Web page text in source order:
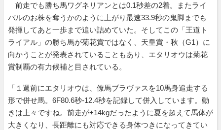
前走でも勝ち馬ワグネリアンとは0.1秒差の2着。またライ
バルのお株を奪うかのように上がり最速33.9秒の鬼脚までも
発揮してあと一歩まで追い詰めていた。そしてこの「王道ト
ライアル」の勝ち馬が菊花賞ではなく、天皇賞・秋（G1）に
向かうことが発表されていることもあり、エタリオウは菊花
賞制覇の有力候補と目されている。
「１週前にエタリオウは、僚馬ブラヴァスを10馬身追走する
形で併せ馬。6F80.6秒-12.4秒を記録して併入しています。動
きは上々ですね。前走が+14kgだったように夏を超えて馬体が
大きくなり、長距離にも対応できる身体つきになってきてい